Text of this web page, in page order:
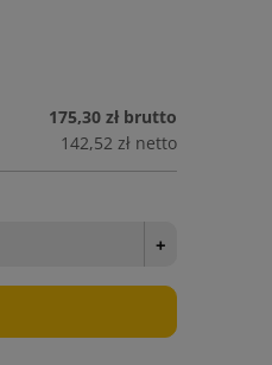
175,30 zł brutto
142,52 zł netto
+